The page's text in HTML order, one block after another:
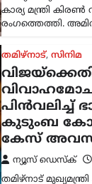
കേരളം,
പെട്രോൾ
പ്രതിഷേധം
സിപിഐഎം
ന്യൂസ് ഡെസ്ക്
കേന്ദ്ര
പെട്രോൾ